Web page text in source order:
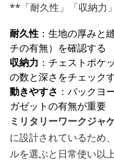
**「耐久性」「収納力
耐久性 ：生地の厚みと
チの有無）を確認する
収納力 ：チェストポケ
の数と深さをチェック
動きやすさ ：バックヨ
ガゼットの有無が重要
ミリタリーワークジャ
に設計されているため
ルを選ぶと日常使い以